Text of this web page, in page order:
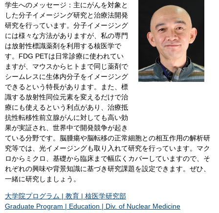
学生へのメッセージ：主にがんを対象と
した分子イメージング研究と治療法開発
研究を行っています。分子イメージング
には様々な方法がありますが、私の専門
は放射性標識薬剤を利用する核医学で
す。FDG PETは日常診療に使われてい
ますが、マウスからヒトまで同じ薬剤で
シームレスに生体内分子をイメージング
できるという特長があります。また、標
識する放射性同位元素を変えるだけで治
療にも使えるという利点があり、治療抵
抗性転移性前立腺がんに対しても高い効
果が実証され、世界中で開発競争が起き
ている分野です。脳腫瘍や脳転移の正常細胞との相互作用の解析研
究等では、光イメージングも取り入れて研究を行っています。マク
ロからミクロ、基礎から臨床まで幅広くカバーしていますので、そ
れぞれの興味や背景知識に基づき研究課題を設定できます。ぜひ、
一緒に研究しましょう。
大学院プログラム | 教育 | 核医学研究部
Graduate Program | Education | Div. of Nuclear Medicine